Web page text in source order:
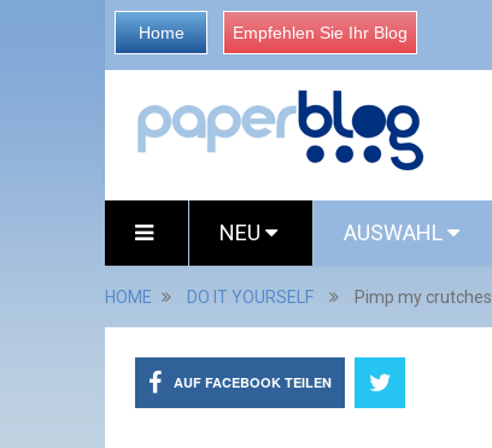
Home Empfehlen Sie Ihr Blog
NEU AUSWAHL
HOME DO IT YOURSELF Pimp my crutches
AUF FACEBOOK TEILEN